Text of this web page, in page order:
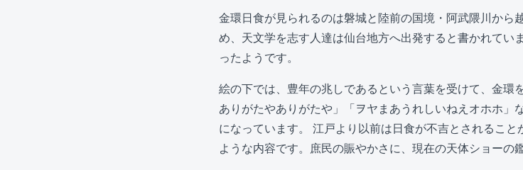
金環日食が見られるのは磐城と陸前の国境・阿武隈川から
め、天文学を志す人達は仙台地方へ出発すると書かれてい
ったようです。
絵の下では、豊年の兆しであるという言葉を受けて、金環
ありがたやありがたや」「ヲヤまあうれしいねえオホホ」
になっています。 江戸より以前は日食が不吉とされるこ
ような内容です。庶民の賑やかさに、現在の天体ショーの